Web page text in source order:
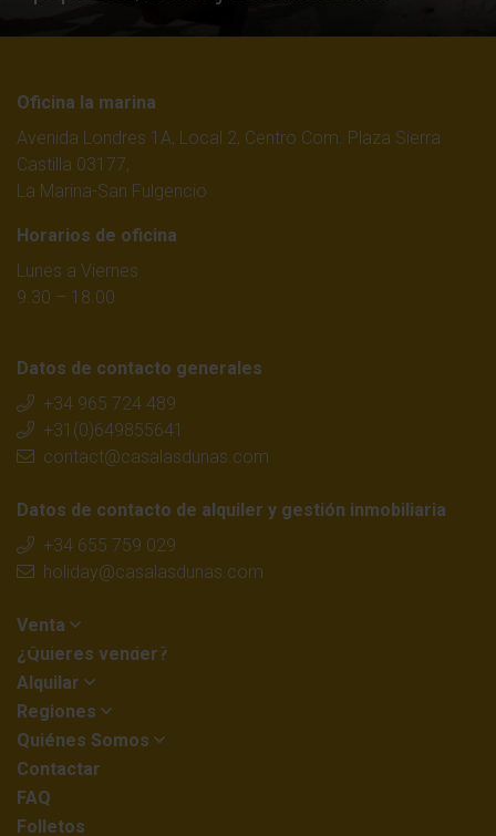
Oficina la marina
Avenida Londres 1A, Local 2, Centro Com. Plaza Sierra
Castilla 03177,
La Marina-San Fulgencio
Horarios de oficina
Lunes a Viernes
9.30 – 18.00
Datos de contacto generales
+34 965 724 489
+31(0)649855641
contact@casalasdunas.com
Datos de contacto de alquiler y gestión inmobiliaria
+34 655 759 029
holiday@casalasdunas.com
Venta
¿Quieres vender?
Alquilar
Regiones
Quiénes Somos
Contactar
FAQ
Folletos